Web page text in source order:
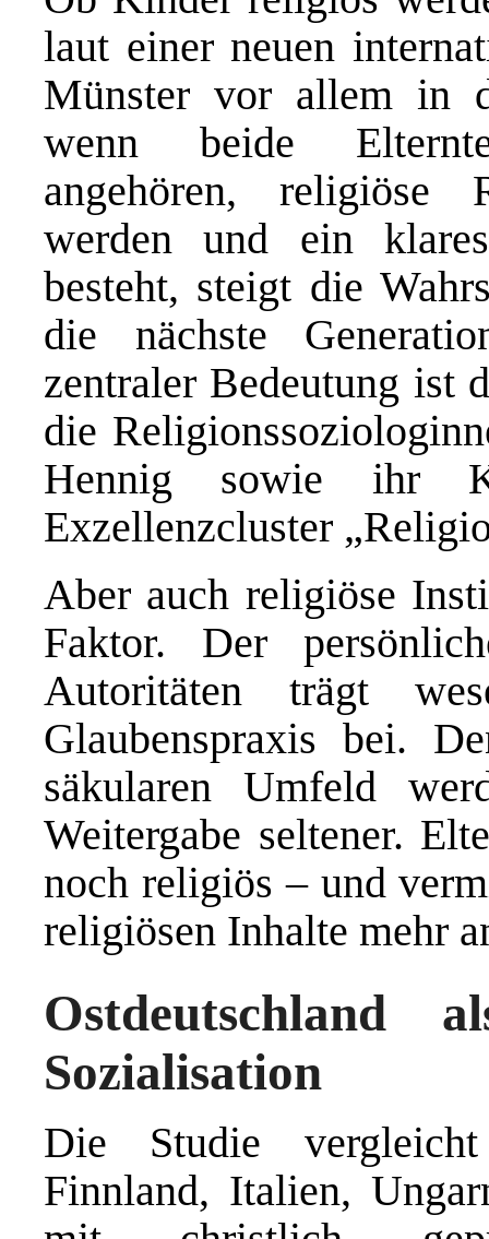
laut einer neuen
Münster vor allem in
wenn beide
angehören, religiöse
werden und ein
besteht, steigt die
die nächste
zentraler Bedeutung ist
die
Hennig sowie ihr
Exzellenzcluster
Aber auch religiöse
Faktor. Der
Autoritäten trägt
Glaubenspraxis bei.
säkularen Umfeld
Weitergabe seltener.
noch religiös – und
religiösen Inhalte mehr
Ostdeutschland
Sozialisation
Die Studie
Finnland, Italien,